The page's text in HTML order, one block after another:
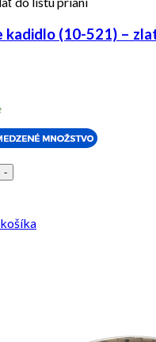
kadidlo (10-521) –
-